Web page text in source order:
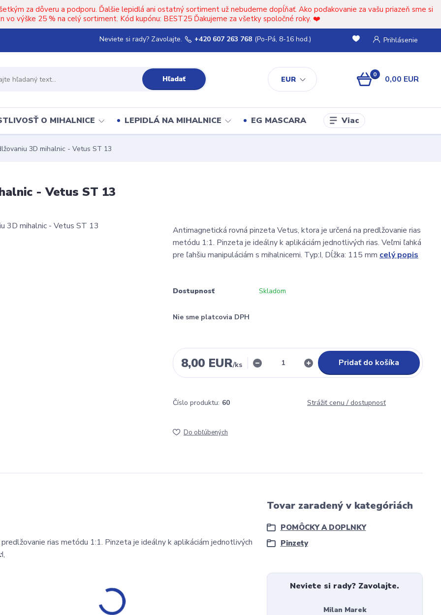
za dôveru a podporu. Ďalšie lepidlá ani ostatný sortiment už nebudeme dopĺňať. Ako poďakovanie za vašu priazeň sme si
vo výške 25 % na celý sortiment. Kód kupónu: BEST25 Ďakujeme za všetky spoločné roky. ❤️
EUR
Prihlásenie
Hľadať
Neviete si rady? Zavolajte. +420 607 263 768 (Po-Pá, 8-16 hod.)
0 0,00 EUR
O MIHALNICE LEPIDLÁ NA MIHALNICE EG MASCARA Viac
3D mihalnic - Vetus ST 13
- Vetus ST 13
Antimagnetická rovná pinzeta Vetus, ktora je určená na predlžovanie rias
metódu 1:1. Pinzeta je ideálny k aplikáciám jednotlivých rias. Veľmi ľahká
pre ľahšiu manipuláciám s mihalnicemi. Typ:I, Dĺžka: 115 mm celý popis
Dostupnosť Skladom
Nie sme platcovia DPH
8,00 EUR/ks Pridať do košíka
Číslo produktu: 60 Strážiť cenu / dostupnosť
Do obľúbených
predlžovanie rias metódu 1:1. Pinzeta je ideálny k aplikáciám jednotlivých
I,
Tovar zaradený v kategóriách
POMÔCKY A DOPLNKY
Pinzety
Neviete si rady? Zavolajte.
Milan Marek